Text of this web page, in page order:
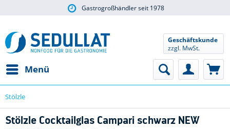
Gastrogroßhändler seit 1978
Menü
Geschäftskunde
zzgl. MwSt.
Stölzle
Stölzle Cocktailglas Campari schwarz NEW